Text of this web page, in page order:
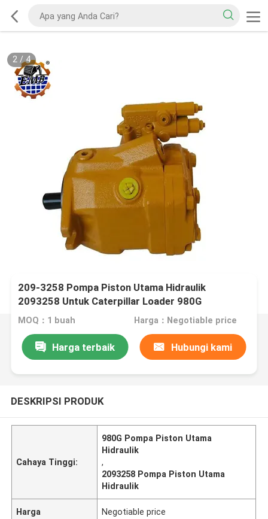
2/4
209-3258 Pompa Piston Utama Hidraulik
2093258 Untuk Caterpillar Loader 980G
MOQ：1 buah Harga：Negotiable price
Harga terbaik Hubungi kami
DESKRIPSI PRODUK
Cahaya Tinggi:
980G Pompa Piston Utama
Hidraulik
,
2093258 Pompa Piston Utama
Hidraulik
Harga Negotiable price